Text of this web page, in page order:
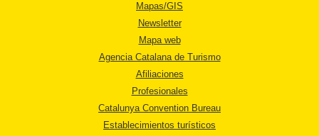
Mapas/GIS
Newsletter
Mapa web
Agencia Catalana de Turismo
Afiliaciones
Profesionales
Catalunya Convention Bureau
Establecimientos turísticos